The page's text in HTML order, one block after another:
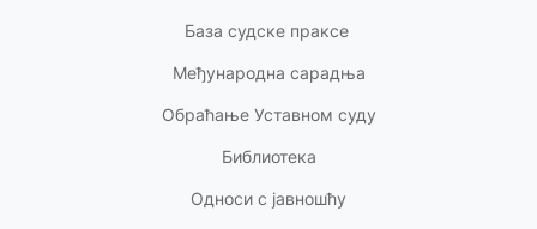
База судске праксе
Међународна сарадња
Обраћање Уставном суду
Библиотека
Односи с јавношћу